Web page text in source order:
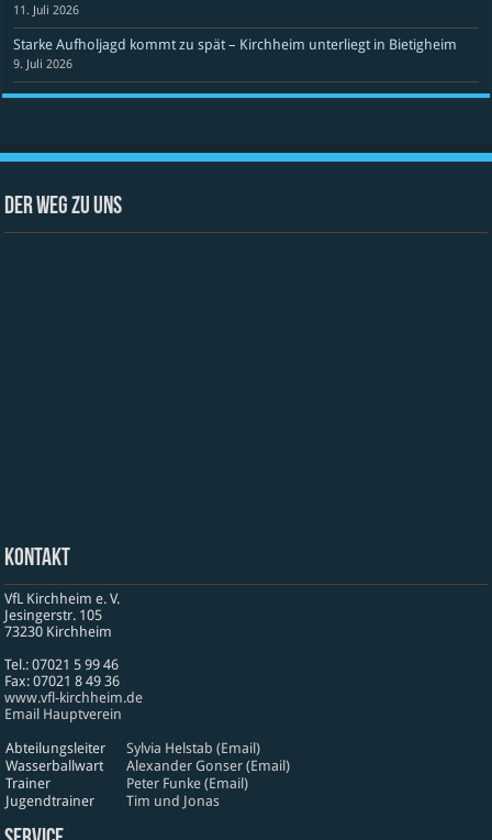
11. Juli 2026
Starke Aufholjagd kommt zu spät – Kirchheim unterliegt in Bietigheim
9. Juli 2026
Der Weg zu uns
Kontakt
VfL Kirchheim e. V.
Jesinger­str. 105
73230 Kirch­heim
Tel.: 07021 5 99 46
Fax: 07021 8 49 36
www​.vfl​-kirch​heim​.de
Email Hauptverein
Abteilungsleiter
Sylvia Helstab (Email)
Wasserballwart
Alexander Gonser (Email)
Trainer
Peter Funke (Email)
Jugendtrainer
Tim und Jonas